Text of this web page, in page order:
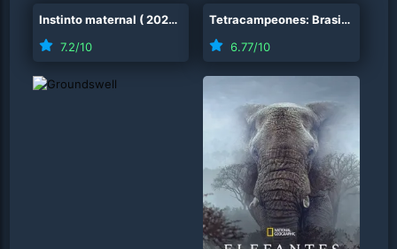
Instinto maternal (2026 )
7.2/10
Tetracampeones: Brasil volvió a creer
6.77/10